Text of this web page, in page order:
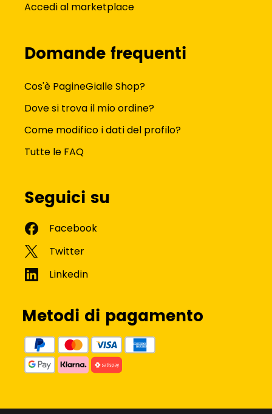
Accedi al marketplace
Domande frequenti
Cos'è PagineGialle Shop?
Dove si trova il mio ordine?
Come modifico i dati del profilo?
Tutte le FAQ
Seguici su
Metodi di pagamento